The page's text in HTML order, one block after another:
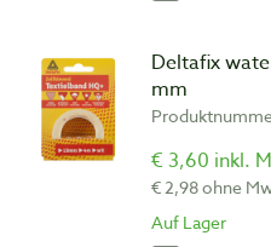
Deltafix
mm
€ 3,60 inkl.
€ 2,98 ohne
Auf Lager